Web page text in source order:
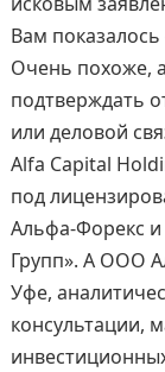
Вам
Очень похоже,
подтверждать
или деловой
Alfa Capital
под
Альфа-Форекс и
Групп». А ООО
Уфе,
консультации,